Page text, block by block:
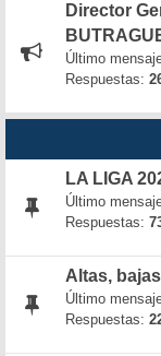
Director
Último
Respuestas:
LA LIGA
Último
Respuestas:
Altas,
Último
Respuestas: